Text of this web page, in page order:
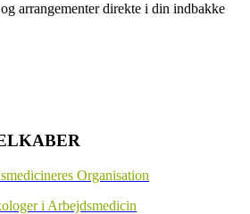
arrangementer direkte i din indbakke
Organisation
i Arbejdsmedicin